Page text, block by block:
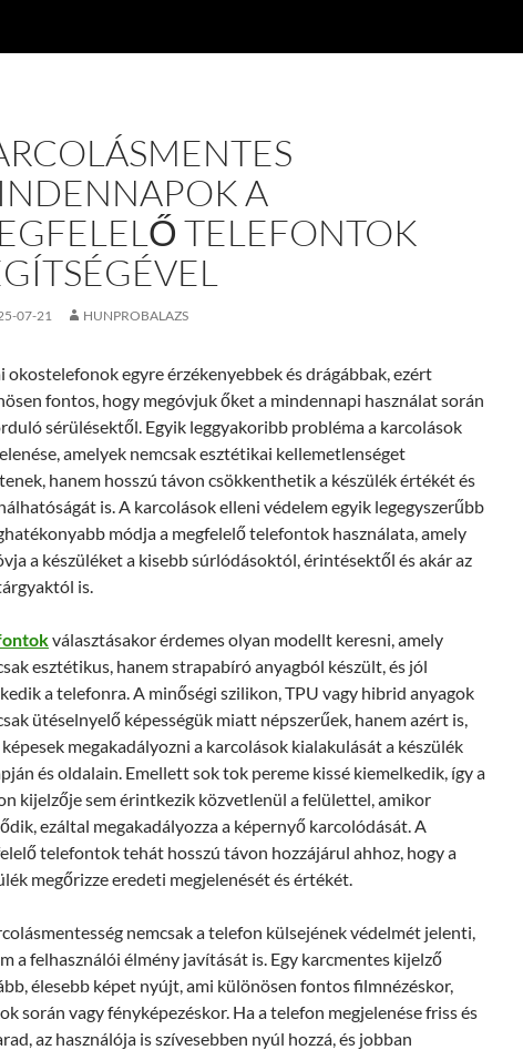
A
TELEFONTOK
07-21 HUNPROBALAZS
okostelefonok egyre érzékenyebbek és drágábbak, ezért
fontos, hogy megóvjuk őket a mindennapi használat során
sérülésektől. Egyik leggyakoribb probléma a karcolások
amelyek nemcsak esztétikai kellemetlenséget
hanem hosszú távon csökkenthetik a készülék értékét és
is. A karcolások elleni védelem egyik legegyszerűbb
módja a megfelelő telefontok használata, amely
a készüléket a kisebb súrlódásoktól, érintésektől és akár az
is.
választásakor érdemes olyan modellt keresni, amely
esztétikus, hanem strapabíró anyagból készült, és jól
a telefonra. A minőségi szilikon, TPU vagy hibrid anyagok
ütéselnyelő képességük miatt népszerűek, hanem azért is,
megakadályozni a karcolások kialakulását a készülék
és oldalain. Emellett sok tok pereme kissé kiemelkedik, így a
kijelzője sem érintkezik közvetlenül a felülettel, amikor
ezáltal megakadályozza a képernyő karcolódását. A
telefontok tehát hosszú távon hozzájárul ahhoz, hogy a
megőrizze eredeti megjelenését és értékét.
nemcsak a telefon külsejének védelmét jelenti,
a felhasználói élmény javítását is. Egy karcmentes kijelző
élesebb képet nyújt, ami különösen fontos filmnézéskor,
során vagy fényképezéskor. Ha a telefon megjelenése friss és
az használója is szívesebben nyúl hozzá, és jobban